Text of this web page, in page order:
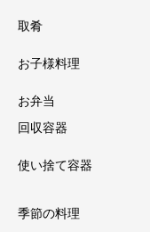
取肴
お子様料理
お弁当
回収容器
使い捨て容器
季節の料理